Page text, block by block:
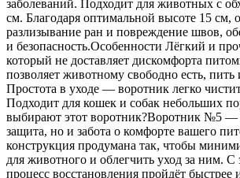
заболеваний. Подходит для животных с
см. Благодаря оптимальной высоте 15 см,
разлизывание ран и повреждение швов,
и безопасность.Особенности Лёгкий и
который не доставляет дискомфорта
позволяет животному свободно есть, пить
Простота в уходе — воротник легко
Подходит для кошек и собак небольших
выбирают этот воротник?Воротник №5 —
защита, но и забота о комфорте вашего
конструкция продумана так, чтобы
для животного и облегчить уход за ним. С
процесс восстановления пройдёт быстрее